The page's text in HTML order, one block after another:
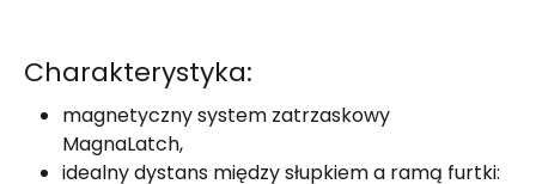
Charakterystyka:
magnetyczny system zatrzaskowy
MagnaLatch,
idealny dystans między słupkiem a ramą furtki: